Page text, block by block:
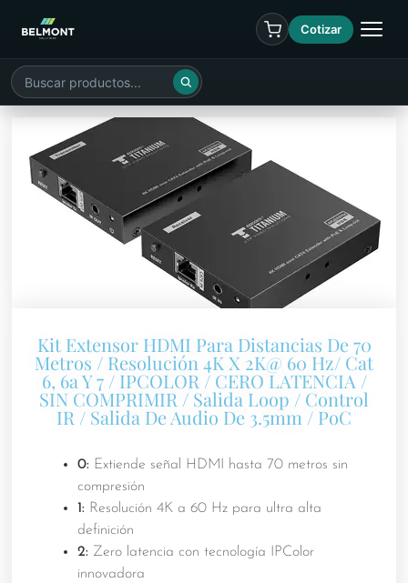
Cotizar
Kit Extensor HDMI Para Distancias De 70
Metros / Resolución 4K X 2K@ 60 Hz/ Cat
6, 6a Y 7 / IPCOLOR / CERO LATENCIA /
SIN COMPRIMIR / Salida Loop / Control
IR / Salida De Audio De 3.5mm / PoC
0: Extiende señal HDMI hasta 70 metros sin
compresión
1: Resolución 4K a 60 Hz para ultra alta
definición
2: Zero latencia con tecnología IPColor
innovadora